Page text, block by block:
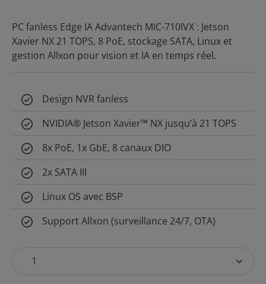
PC fanless Edge IA Advantech MIC-710IVX : Jetson
Xavier NX 21 TOPS, 8 PoE, stockage SATA, Linux et
gestion Allxon pour vision et IA en temps réel.
Design NVR fanless
NVIDIA® Jetson Xavier™ NX jusqu’à 21 TOPS
8x PoE, 1x GbE, 8 canaux DIO
2x SATA III
Linux OS avec BSP
Support Allxon (surveillance 24/7, OTA)